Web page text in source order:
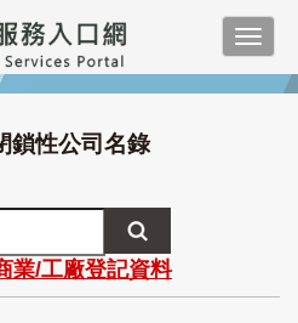
鎖性公司名錄
業/工廠登記資料